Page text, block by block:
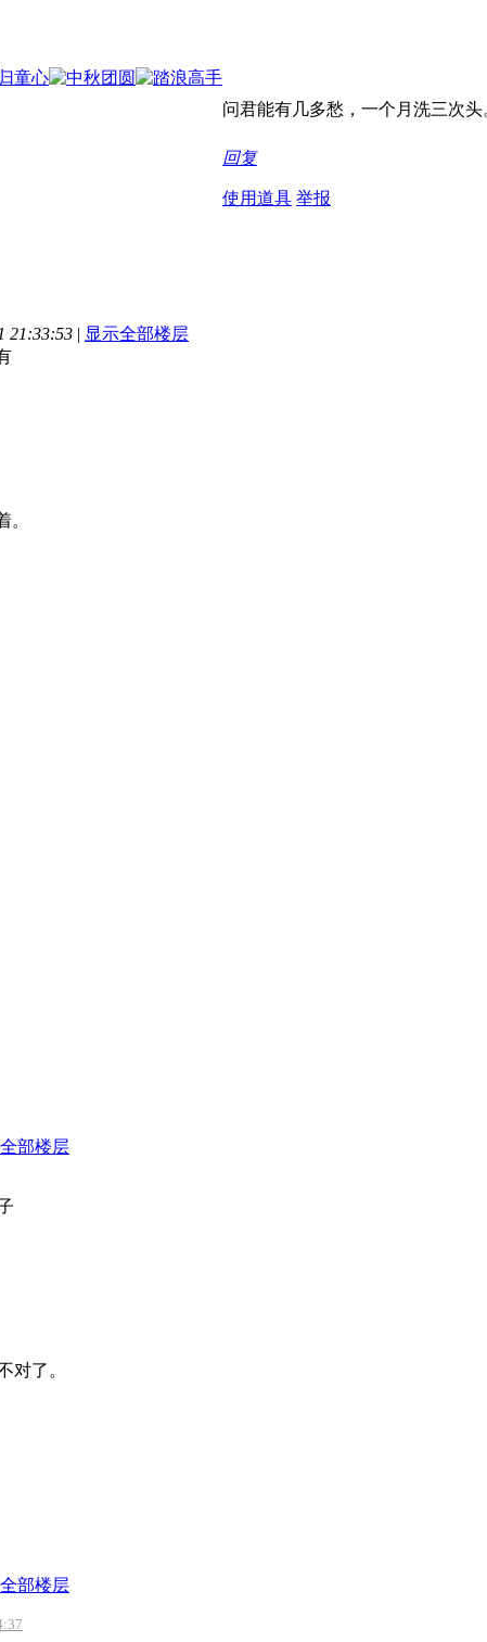
问君能有几多愁，一个月洗三次头
回复
使用道具 举报
21:33:53 | 显示全部楼层
。
部楼层
对了。
部楼层